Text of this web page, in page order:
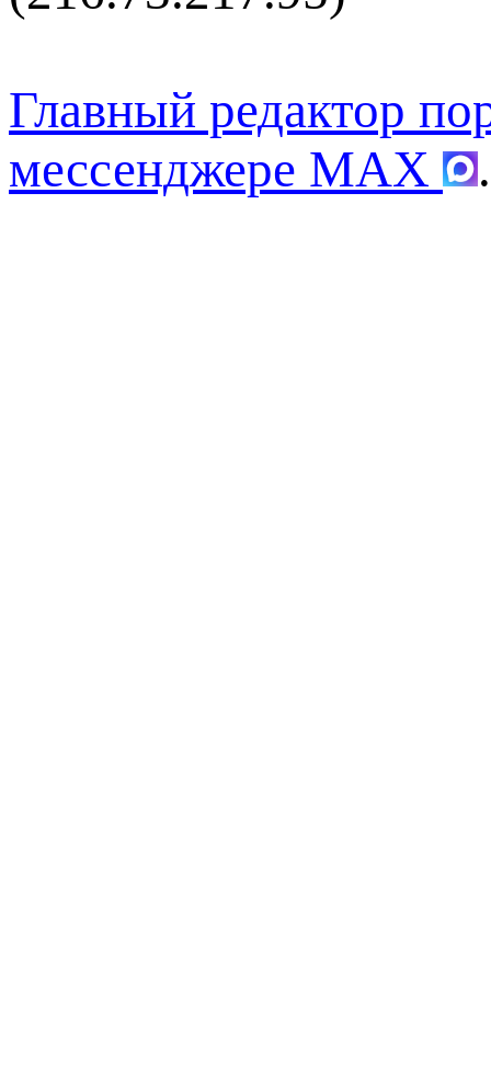
Главный редактор
мессенджере MAX
.